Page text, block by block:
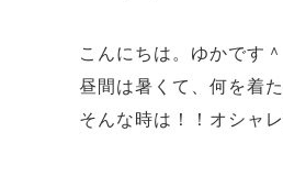
こんにちは。ゆかです＾
昼間は暑くて、何を着
そんな時は！！オシャ